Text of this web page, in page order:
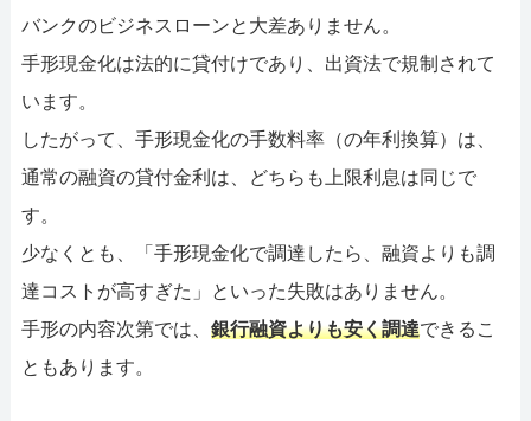
バンクのビジネスローンと大差ありません。
手形現金化は法的に貸付けであり、出資法で規制されて
います。
したがって、手形現金化の手数料率（の年利換算）は、
通常の融資の貸付金利は、どちらも上限利息は同じで
す。
少なくとも、「手形現金化で調達したら、融資よりも調
達コストが高すぎた」といった失敗はありません。
手形の内容次第では、 銀行融資よりも安く調達できるこ
ともあります。